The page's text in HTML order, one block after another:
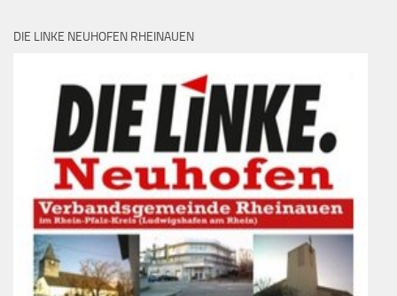
DIE LINKE NEUHOFEN RHEINAUEN